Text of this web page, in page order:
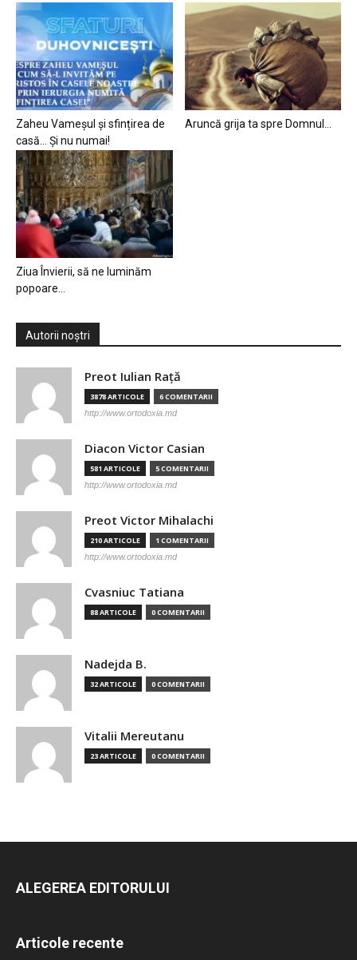
Zaheu Vameșul și sfințirea de
casă… Și nu numai!
Aruncă grija ta spre Domnul…
Ziua Învierii, să ne luminăm
popoare…
Autorii noștri
Preot Iulian Raţă
3878 ARTICOLE 6 COMENTARII
http://www.ortodoxia.md
Diacon Victor Casian
581 ARTICOLE 5 COMENTARII
http://www.ortodoxia.md
Preot Victor Mihalachi
210 ARTICOLE 1 COMENTARII
http://www.ortodoxia.md
Cvasniuc Tatiana
88 ARTICOLE 0 COMENTARII
Nadejda B.
32 ARTICOLE 0 COMENTARII
Vitalii Mereutanu
23 ARTICOLE 0 COMENTARII
ALEGEREA EDITORULUI
Articole recente